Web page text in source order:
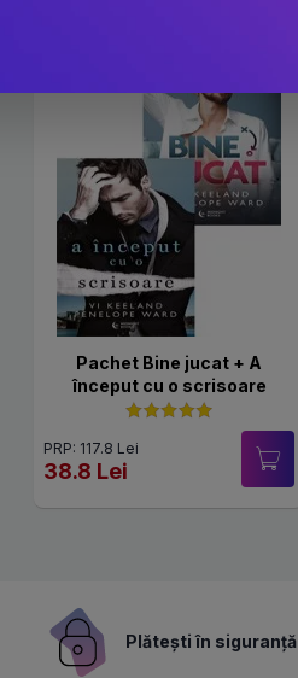
Pachet Bine jucat + A
început cu o scrisoare
PRP: 117.8 Lei
38.8 Lei
Plătești în siguranță